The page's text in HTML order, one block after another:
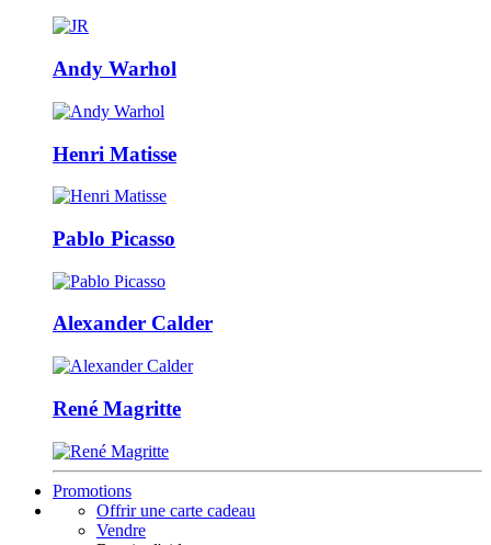
Andy Warhol
Henri Matisse
Pablo Picasso
Alexander Calder
René Magritte
Promotions
Offrir une carte cadeau
Vendre